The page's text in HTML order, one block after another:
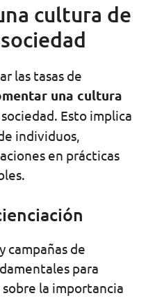
cultura de
las tasas de
una cultura
Esto implica
individuos,
en prácticas
campañas de
para
la importancia